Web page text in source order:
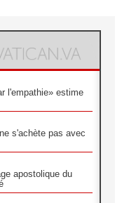
l'empathie» estime
s'achète pas avec
apostolique du